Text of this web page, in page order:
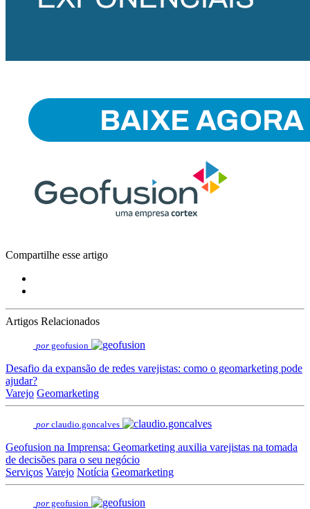
Compartilhe esse artigo
Artigos Relacionados
por geofusion
Desafio da expansão de redes varejistas: como o geomarketing pode
ajudar?
Varejo Geomarketing
por claudio.goncalves
Geofusion na Imprensa: Geomarketing auxilia varejistas na tomada
de decisões para o seu negócio
Serviços Varejo Notícia Geomarketing
por geofusion